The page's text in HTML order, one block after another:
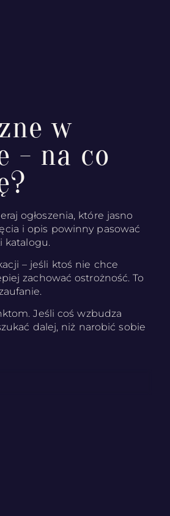
w
- na co
ogłoszenia, które jasno
i opis powinny pasować
katalogu.
– jeśli ktoś nie chce
zachować ostrożność. To
Jeśli coś wzbudza
dalej, niż narobić sobie